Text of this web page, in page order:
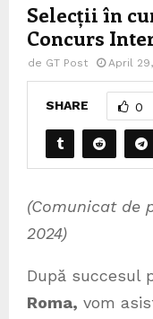
Selecții în
Concurs
de GT Post April
SHARE 0
(Comunicat de
2024)
După succesul
Roma, vom